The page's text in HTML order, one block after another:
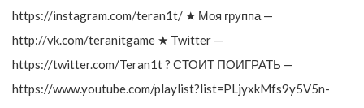
https://instagram.com/teran1t/ ★ Моя группа —
http://vk.com/teranitgame ★ Twitter —
https://twitter.com/Teran1t ? СТОИТ ПОИГРАТЬ —
https://www.youtube.com/playlist?list=PLjyxkMfs9y5V5n-